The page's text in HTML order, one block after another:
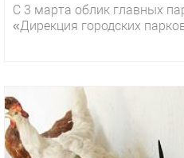
С 3 марта облик главных
«Дирекция городских